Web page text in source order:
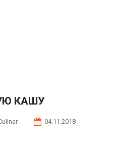
КАШУ
04.11.2018